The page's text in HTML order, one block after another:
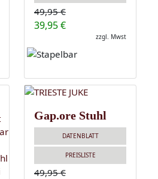
49,95 €
39,95 €
zzgl. Mwst
Gap.ore Stuhl
DATENBLATT
PREISLISTE
49,95 €